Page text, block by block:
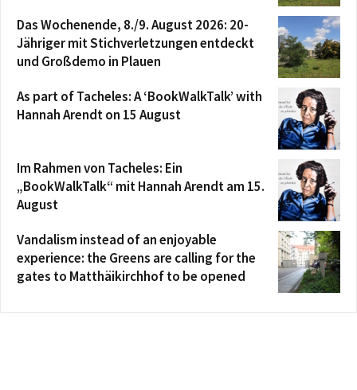
Das Wochenende, 8./9. August 2026: 20-
Jähriger mit Stichverletzungen entdeckt
und Großdemo in Plauen
As part of Tacheles: A ‘BookWalkTalk’ with
Hannah Arendt on 15 August
Im Rahmen von Tacheles: Ein
„BookWalkTalk“ mit Hannah Arendt am 15.
August
Vandalism instead of an enjoyable
experience: the Greens are calling for the
gates to Matthäikirchhof to be opened